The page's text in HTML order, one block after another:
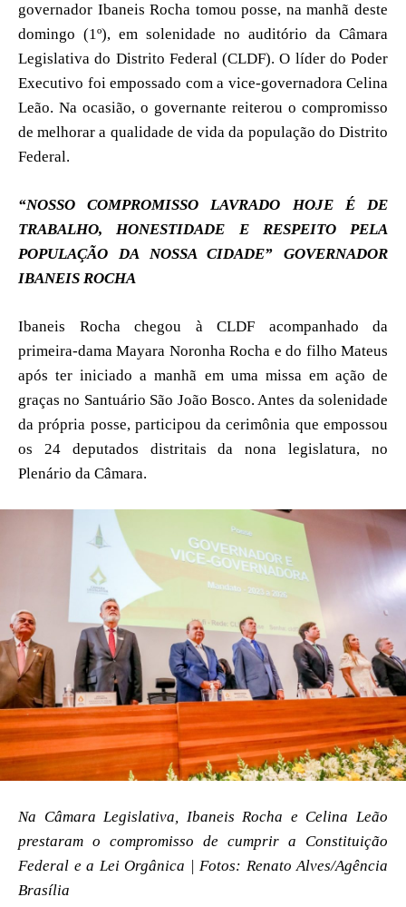
governador Ibaneis Rocha tomou posse, na manhã deste
domingo (1º), em solenidade no auditório da Câmara
Legislativa do Distrito Federal (CLDF). O líder do Poder
Executivo foi empossado com a vice-governadora Celina
Leão. Na ocasião, o governante reiterou o compromisso
de melhorar a qualidade de vida da população do Distrito
Federal.
“NOSSO COMPROMISSO LAVRADO HOJE É DE
TRABALHO, HONESTIDADE E RESPEITO PELA
POPULAÇÃO DA NOSSA CIDADE” GOVERNADOR
IBANEIS ROCHA
Ibaneis Rocha chegou à CLDF acompanhado da
primeira-dama Mayara Noronha Rocha e do filho Mateus
após ter iniciado a manhã em uma missa em ação de
graças no Santuário São João Bosco. Antes da solenidade
da própria posse, participou da cerimônia que empossou
os 24 deputados distritais da nona legislatura, no
Plenário da Câmara.
Na Câmara Legislativa, Ibaneis Rocha e Celina Leão
prestaram o compromisso de cumprir a Constituição
Federal e a Lei Orgânica | Fotos: Renato Alves/Agência
Brasília